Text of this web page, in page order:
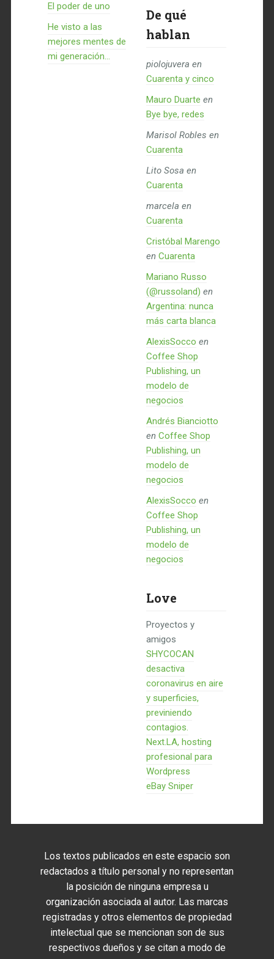
El poder de uno
He visto a las
mejores mentes de
mi generación…
De qué
hablan
piolojuvera en
Cuarenta y cinco
Mauro Duarte en
Bye bye, redes
Marisol Robles en
Cuarenta
Lito Sosa en
Cuarenta
marcela en
Cuarenta
Cristóbal Marengo
en Cuarenta
Mariano Russo
(@russoland) en
Argentina: nunca
más carta blanca
AlexisSocco en
Coffee Shop
Publishing, un
modelo de
negocios
Andrés Bianciotto
en Coffee Shop
Publishing, un
modelo de
negocios
AlexisSocco en
Coffee Shop
Publishing, un
modelo de
negocios
Love
Proyectos y
amigos
SHYCOCAN
desactiva
coronavirus en aire
y superficies,
previniendo
contagios.
Next.LA, hosting
profesional para
Wordpress
eBay Sniper
Los textos publicados en este espacio son
redactados a título personal y no representan
la posición de ninguna empresa u
organización asociada al autor. Las marcas
registradas y otros elementos de propiedad
intelectual que se mencionan son de sus
respectivos dueños y se citan a modo de